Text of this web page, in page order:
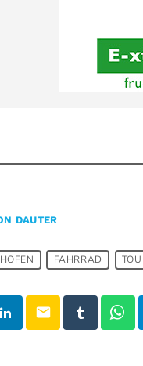
DAUTER
FAHRRAD
email